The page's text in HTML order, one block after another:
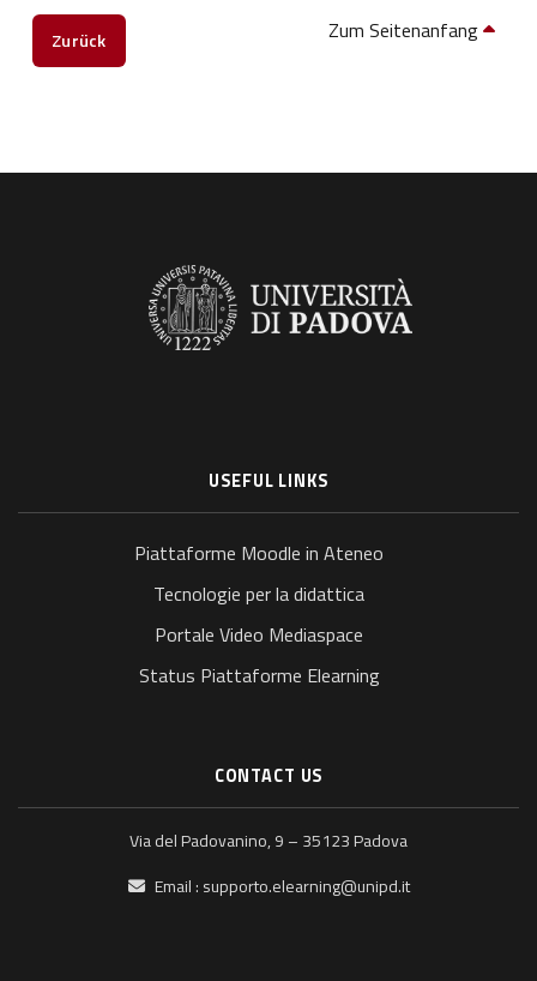
Zurück Zum Seitenanfang
USEFUL LINKS
Piattaforme Moodle in Ateneo
Tecnologie per la didattica
Portale Video Mediaspace
Status Piattaforme Elearning
CONTACT US
Via del Padovanino, 9 – 35123 Padova
Email : supporto.elearning@unipd.it